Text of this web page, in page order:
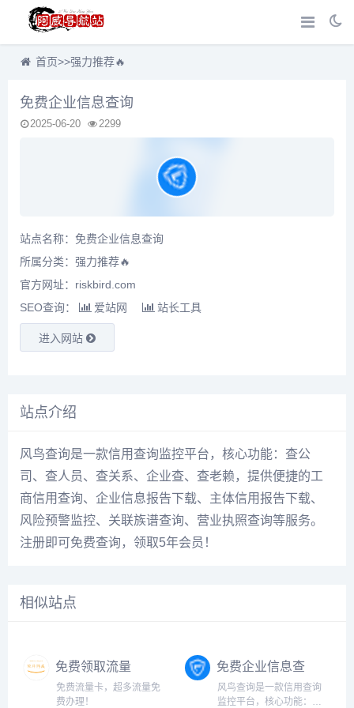
首页>>强力推荐🔥
免费企业信息查询
2025-06-20 2299
站点名称：免费企业信息查询
所属分类： 强力推荐🔥
官方网址：riskbird.com
SEO查询：
爱站网 站长工具
进入网站
站点介绍
风鸟查询是一款信用查询监控平台，核心功能：查公
司、查人员、查关系、企业查、查老赖，提供便捷的工
商信用查询、企业信息报告下载、主体信用报告下载、
风险预警监控、关联族谱查询、营业执照查询等服务。
注册即可免费查询，领取5年会员！
相似站点
免费领取流量
卡！
免费流量卡，超多流量免
费办理！
免费企业信息查
询
风鸟查询是一款信用查询
监控平台，核心功能：查